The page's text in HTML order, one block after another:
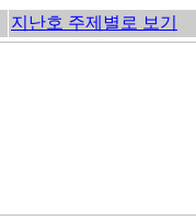
지난호 주제별로 보기